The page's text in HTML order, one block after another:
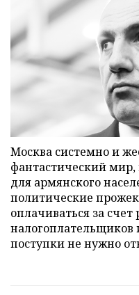
Москва системно и
фантастический
для армянского
политические
оплачиваться за счет
налогоплательщиков
поступки не нужно